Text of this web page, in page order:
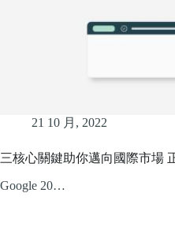
21 10 月, 2022
三核心關鍵助你邁向國際市場
Google 20…